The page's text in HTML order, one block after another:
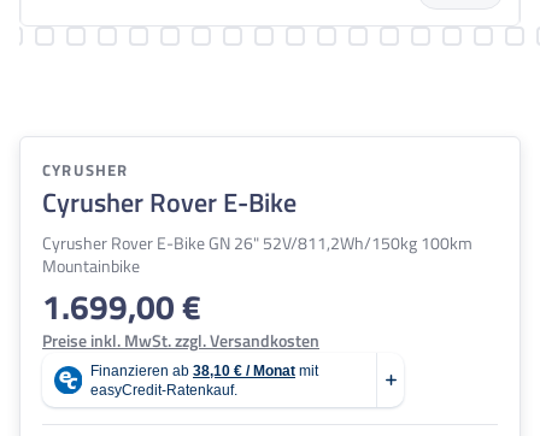
CYRUSHER
Cyrusher Rover E-Bike
Cyrusher Rover E-Bike GN 26" 52V/811,2Wh/150kg 100km
Mountainbike
Regulärer Preis:
1.699,00 €
Preise inkl. MwSt. zzgl. Versandkosten